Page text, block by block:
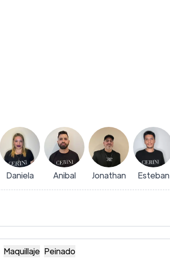
Daniela Anibal Jonathan Esteban
Maquillaje Peinado